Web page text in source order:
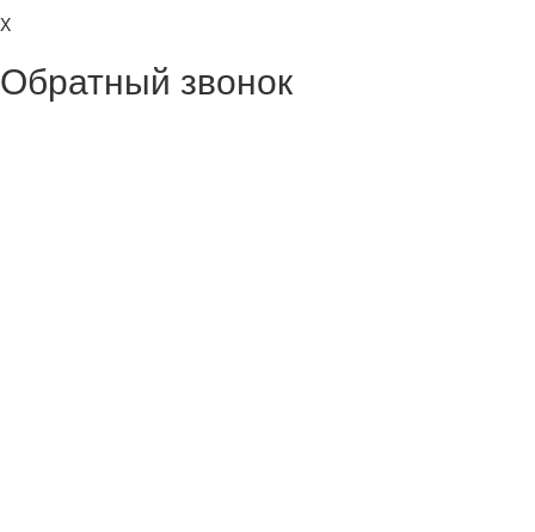
X
Обратный звонок